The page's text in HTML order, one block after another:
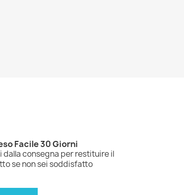
Facile 30 Giorni
dalla consegna per restituire il
se non sei soddisfatto